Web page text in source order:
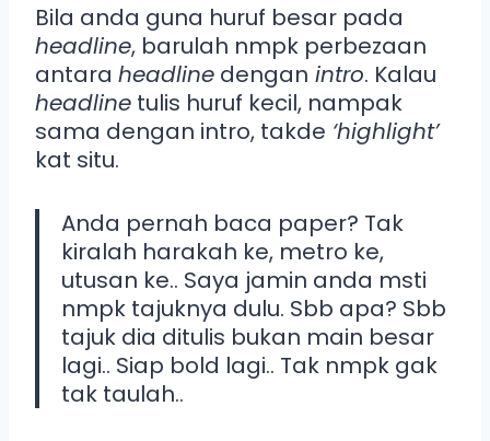
Bila anda guna huruf besar pada
headline, barulah nmpk perbezaan
antara headline dengan intro. Kalau
headline tulis huruf kecil, nampak
sama dengan intro, takde ‘highlight’
kat situ.
Anda pernah baca paper? Tak
kiralah harakah ke, metro ke,
utusan ke.. Saya jamin anda msti
nmpk tajuknya dulu. Sbb apa? Sbb
tajuk dia ditulis bukan main besar
lagi.. Siap bold lagi.. Tak nmpk gak
tak taulah..